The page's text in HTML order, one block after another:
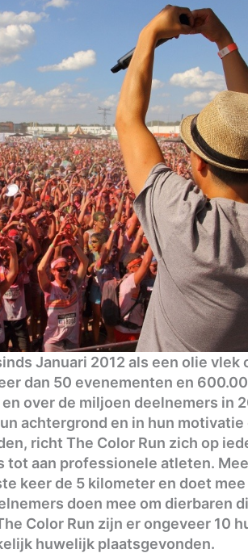
Januari 2012 als een olie vlek
dan 50 evenementen en
over de miljoen deelnemers in
achtergrond en in hun motivatie
richt The Color Run zich op
tot aan professionele atleten.
keer de 5 kilometer en doet
doen mee om dierbaren
Color Run zijn er ongeveer 10
huwelijk plaatsgevonden.